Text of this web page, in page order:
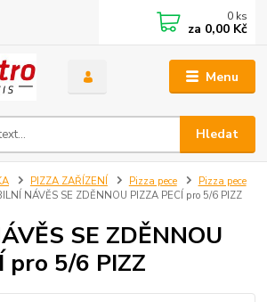
Menu
Hledat
0 ks
za 0,00 Kč
PIZZA ZAŘÍZENÍ Pizza pece
Pizza pece
NÁVĚS SE ZDĚNNOU PIZZA PECÍ pro 5/6 PIZZ
SE ZDĚNNOU
pro 5/6 PIZZ